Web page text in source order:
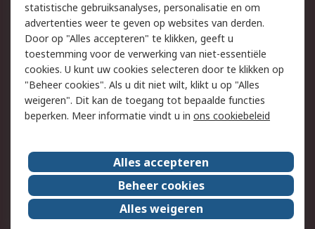
Wettelijk
Cookiebeleid
Email veiligheid
Privacybeleid -
Bijgewerkt
Websitevoorwaarden
Algemene
verkoopvoorwaarden
Over RS
RS Group
Over ons
RS wereldwijd
Werken bij RS
ESG
statistische gebruiksanalyses, personalisatie en om
advertenties weer te geven op websites van derden.
Door op "Alles accepteren" te klikken, geeft u
toestemming voor de verwerking van niet-essentiële
cookies. U kunt uw cookies selecteren door te klikken op
"Beheer cookies". Als u dit niet wilt, klikt u op "Alles
weigeren". Dit kan de toegang tot bepaalde functies
beperken. Meer informatie vindt u in ons cookiebeleid
Alles accepteren
Beheer cookies
Alles weigeren